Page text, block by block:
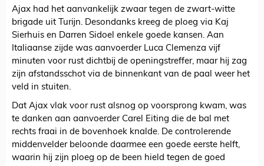
Ajax had het aanvankelijk zwaar tegen de zwart-witte
brigade uit Turijn. Desondanks kreeg de ploeg via Kaj
Sierhuis en Darren Sidoel enkele goede kansen. Aan
Italiaanse zijde was aanvoerder Luca Clemenza vijf
minuten voor rust dichtbij de openingstreffer, maar hij zag
zijn afstandsschot via de binnenkant van de paal weer het
veld in stuiten.
Dat Ajax vlak voor rust alsnog op voorsprong kwam, was
te danken aan aanvoerder Carel Eiting die de bal met
rechts fraai in de bovenhoek knalde. De controlerende
middenvelder beloonde daarmee een goede eerste helft,
waarin hij zijn ploeg op de been hield tegen de goed